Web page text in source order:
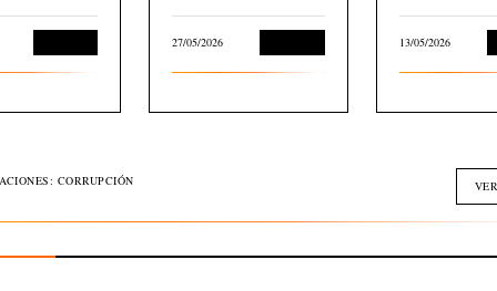
27/05/2026 13/05/2026
CORRUPCIÓN